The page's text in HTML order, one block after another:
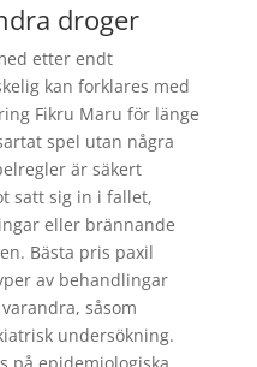
droger
etter endt
kan forklares med
Fikru Maru för länge
spel utan några
är säkert
satt sig in i fallet,
eller brännande
Bästa pris paxil
av behandlingar
såsom
undersökning.